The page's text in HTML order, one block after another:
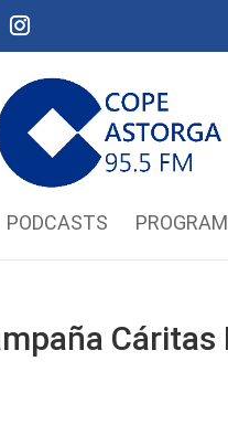
PODCASTS
Cáritas